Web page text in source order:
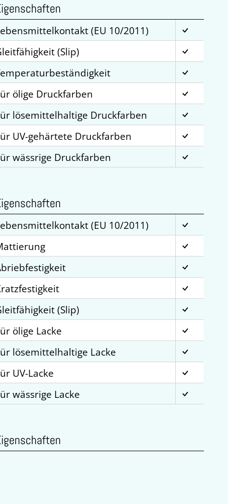
(EU 10/2011)
(Slip)
ölige Druckfarben
lösemittelhaltige Druckfarben
UV-gehärtete Druckfarben
wässrige Druckfarben
(EU 10/2011)
(Slip)
ölige Lacke
lösemittelhaltige Lacke
UV-Lacke
wässrige Lacke